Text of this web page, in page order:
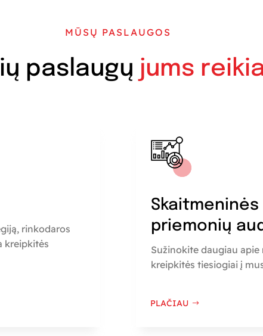
MŪSŲ PASLAUGOS
paslaugų jums
rinkodaros
kreipkitės
priemonių
Sužinokite daugiau
kreipkitės tiesiogiai į
PLAČIAU